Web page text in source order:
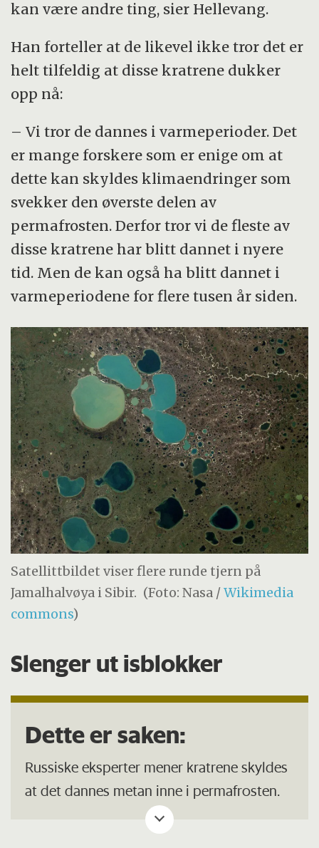
kan være andre ting, sier Hellevang.
Han forteller at de likevel ikke tror det er
helt tilfeldig at disse kratrene dukker
opp nå:
– Vi tror de dannes i varmeperioder. Det
er mange forskere som er enige om at
dette kan skyldes klimaendringer som
svekker den øverste delen av
permafrosten. Derfor tror vi de fleste av
disse kratrene har blitt dannet i nyere
tid. Men de kan også ha blitt dannet i
varmeperiodene for flere tusen år siden.
Satellittbildet viser flere runde tjern på
Jamalhalvøya i Sibir. (Foto: Nasa /Wikimedia
commons)
Slenger ut isblokker
Dette er saken:
Russiske eksperter mener kratrene skyldes
at det dannes metan inne i permafrosten.
Når metanet siver ut, oppstår et tomrom,
og permafrosten over kan kollapse.